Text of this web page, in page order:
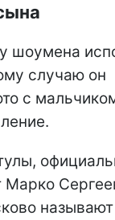
шоумена
случаю он
с
Марко